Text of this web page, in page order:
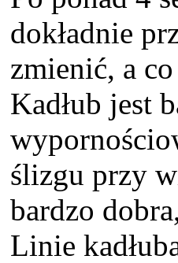
dokładnie
zmienić, a
Kadłub jest
ślizgu przy
bardzo
Linie